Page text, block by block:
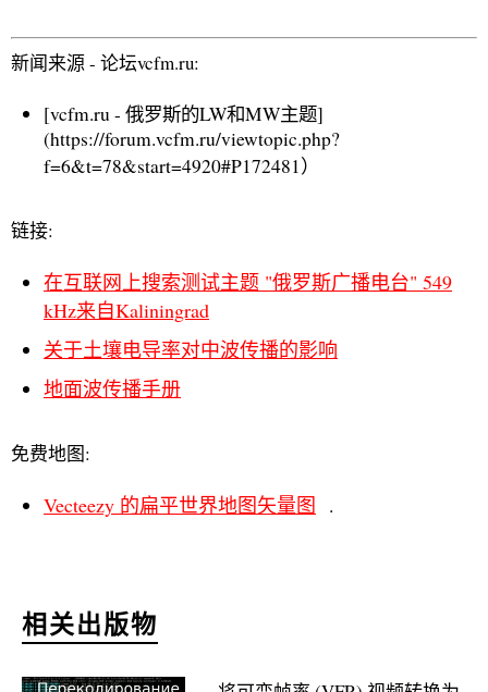
新闻来源 - 论坛vcfm.ru:
[vcfm.ru - 俄罗斯的LW和MW主题]
(https://forum.vcfm.ru/viewtopic.php?
f=6&t=78&start=4920#P172481）
链接:
在互联网上搜索测试主题 "俄罗斯广播电台" 549
kHz来自Kaliningrad
关于土壤电导率对中波传播的影响
地面波传播手册
免费地图:
Vecteezy 的扁平世界地图矢量图 .
相关出版物